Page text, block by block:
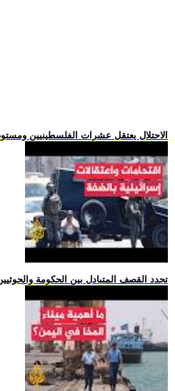
.. الاحتلال يعتقل عشرات الفلسطينيين
.. تجدد القصف المتبادل بين الحكومة